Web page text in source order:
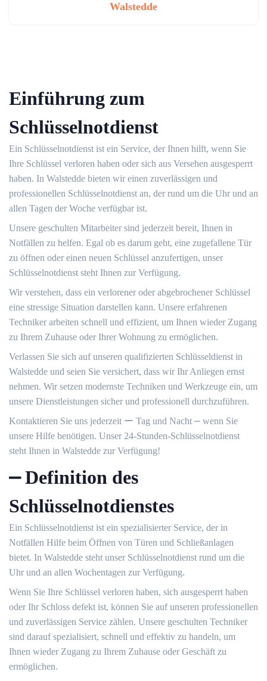
Walstedde
Einführung zum
Schlüsselnotdienst
Ein Schlüsselnotdienst ist ein Service, der Ihnen hilft, wenn Sie
Ihre Schlüssel verloren haben oder sich aus Versehen ausgesperrt
haben.​ In Walstedde bieten wir einen zuverlässigen und
professionellen Schlüsselnotdienst an, der rund um die Uhr und an
allen Tagen der Woche verfügbar ist.​
Unsere geschulten Mitarbeiter sind jederzeit bereit, Ihnen in
Notfällen zu helfen.​ Egal ob es darum geht, eine zugefallene Tür
zu öffnen oder einen neuen Schlüssel anzufertigen, unser
Schlüsselnotdienst steht Ihnen zur Verfügung.
Wir verstehen, dass ein verlorener oder abgebrochener Schlüssel
eine stressige Situation darstellen kann.​ Unsere erfahrenen
Techniker arbeiten schnell und effizient, um Ihnen wieder Zugang
zu Ihrem Zuhause oder Ihrer Wohnung zu ermöglichen.​
Verlassen Sie sich auf unseren qualifizierten Schlüsseldienst in
Walstedde und seien Sie versichert, dass wir Ihr Anliegen ernst
nehmen.​ Wir setzen modernste Techniken und Werkzeuge ein, um
unsere Dienstleistungen sicher und professionell durchzuführen.​
Kontaktieren Sie uns jederzeit ー Tag und Nacht ⎼ wenn Sie
unsere Hilfe benötigen.​ Unser 24-Stunden-Schlüsselnotdienst
steht Ihnen in Walstedde zur Verfügung!​
⎼ Definition des
Schlüsselnotdienstes
Ein Schlüsselnotdienst ist ein spezialisierter Service, der in
Notfällen Hilfe beim Öffnen von Türen und Schließanlagen
bietet.​ In Walstedde steht unser Schlüsselnotdienst rund um die
Uhr und an allen Wochentagen zur Verfügung.​
Wenn Sie Ihre Schlüssel verloren haben, sich ausgesperrt haben
oder Ihr Schloss defekt ist, können Sie auf unseren professionellen
und zuverlässigen Service zählen.​ Unsere geschulten Techniker
sind darauf spezialisiert, schnell und effektiv zu handeln, um
Ihnen wieder Zugang zu Ihrem Zuhause oder Geschäft zu
ermöglichen.​